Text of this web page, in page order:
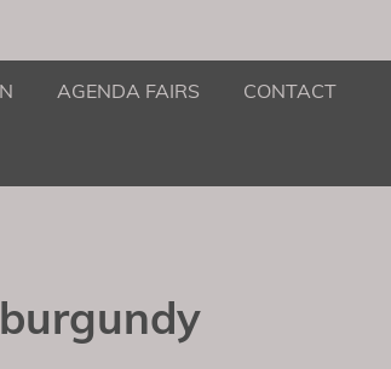
AGENDA FAIRS CONTACT